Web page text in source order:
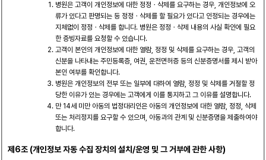
병원은 고객이 개인정보에 대한 정정ㆍ삭제를 요구하는 경우, 개인정보에 오
류가 있다고 판명되는 등 정정ㆍ삭제를 할 필요가 있다고 인정되는 경우에는
지체없이 정정ㆍ삭제를 합니다. 병원은 정정ㆍ삭제 내용의 사실 확인에 필요
한 증빙자료를 요청할 수 있습니다.
고객이 본인의 개인정보에 대한 열람, 정정 및 삭제를 요구하는 경우, 고객의
신분을 나타내는 주민등록증, 여권, 운전면허증 등의 신분증명서를 제시 받아
본인 여부를 확인합니다.
병원은 개인정보의 전부 또는 일부에 대하여 열람, 정정 및 삭제를 거절할 정
당한 이유가 있는 경우에는 고객에게 이를 통지하고 그 이유를 설명합니다.
만 14세 미만 아동의 법정대리인은 아동의 개인정보에 대한 열람, 정정, 삭제
또는 처리정지를 요구할 수 있으며, 아동과의 관계 및 신분증명을 제출하여야
합니다.
제6조 (개인정보 자동 수집 장치의 설치/운영 및 그 거부에 관한 사항)